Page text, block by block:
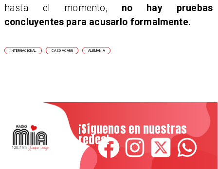
hasta el momento, no hay pruebas
concluyentes para acusarlo formalmente.
INTERNACIONAL CASO MCANN ALEMANIA
¡Síguenos en nuestras
redes!